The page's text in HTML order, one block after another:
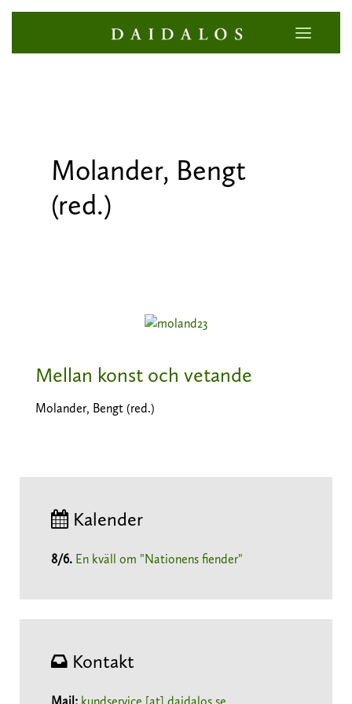
Molander, Bengt
(red.)
Mellan konst och vetande
Molander, Bengt (red.)
Kalender
8/6. En kväll om "Nationens fiender"
Kontakt